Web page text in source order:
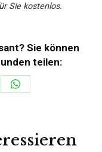
Sie kostenlos.
Sie können
teilen:
Teilen